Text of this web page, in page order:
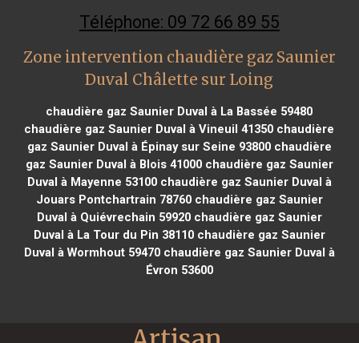
Téléphone: 09 72 66 89 55
Zone intervention chaudière gaz Saunier
Duval Châlette sur Loing
chaudière gaz Saunier Duval à La Bassée 59480
chaudière gaz Saunier Duval à Vineuil 41350 chaudière
gaz Saunier Duval à Épinay sur Seine 93800chaudière
gaz Saunier Duval à Blois 41000chaudière gaz Saunier
Duval à Mayenne 53100chaudière gaz Saunier Duval à
Jouars Pontchartrain 78760chaudière gaz Saunier
Duval à Quiévrechain 59920chaudière gaz Saunier
Duval à La Tour du Pin 38110chaudière gaz Saunier
Duval à Wormhout 59470chaudière gaz Saunier Duval à
Évron 53600